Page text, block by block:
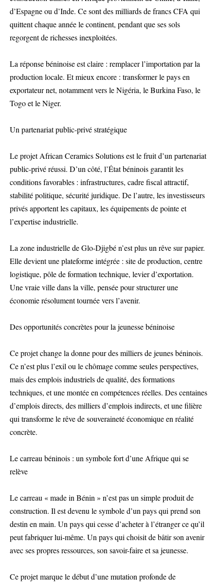
d’Espagne ou d’Inde. Ce sont des milliards de francs CFA qui
quittent chaque année le continent, pendant que ses sols
regorgent de richesses inexploitées.
La réponse béninoise est claire : remplacer l’importation par la
production locale. Et mieux encore : transformer le pays en
exportateur net, notamment vers le Nigéria, le Burkina Faso, le
Togo et le Niger.
Un partenariat public-privé stratégique
Le projet African Ceramics Solutions est le fruit d’un partenariat
public-privé réussi. D’un côté, l’État béninois garantit les
conditions favorables : infrastructures, cadre fiscal attractif,
stabilité politique, sécurité juridique. De l’autre, les investisseurs
privés apportent les capitaux, les équipements de pointe et
l’expertise industrielle.
La zone industrielle de Glo-Djigbé n’est plus un rêve sur papier.
Elle devient une plateforme intégrée : site de production, centre
logistique, pôle de formation technique, levier d’exportation.
Une vraie ville dans la ville, pensée pour structurer une
économie résolument tournée vers l’avenir.
Des opportunités concrètes pour la jeunesse béninoise
Ce projet change la donne pour des milliers de jeunes béninois.
Ce n’est plus l’exil ou le chômage comme seules perspectives,
mais des emplois industriels de qualité, des formations
techniques, et une montée en compétences réelles. Des centaines
d’emplois directs, des milliers d’emplois indirects, et une filière
qui transforme le rêve de souveraineté économique en réalité
concrète.
Le carreau béninois : un symbole fort d’une Afrique qui se
relève
Le carreau « made in Bénin » n’est pas un simple produit de
construction. Il est devenu le symbole d’un pays qui prend son
destin en main. Un pays qui cesse d’acheter à l’étranger ce qu’il
peut fabriquer lui-même. Un pays qui choisit de bâtir son avenir
avec ses propres ressources, son savoir-faire et sa jeunesse.
Ce projet marque le début d’une mutation profonde de